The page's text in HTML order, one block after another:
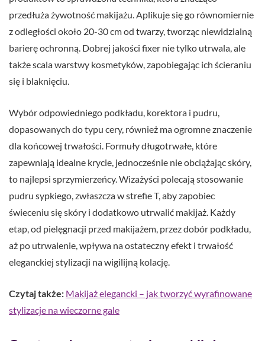
przedłuża żywotność makijażu. Aplikuje się go równomiernie
z odległości około 20-30 cm od twarzy, tworząc niewidzialną
barierę ochronną. Dobrej jakości fixer nie tylko utrwala, ale
także scala warstwy kosmetyków, zapobiegając ich ścieraniu
się i blaknięciu.
Wybór odpowiedniego podkładu, korektora i pudru,
dopasowanych do typu cery, również ma ogromne znaczenie
dla końcowej trwałości. Formuły długotrwałe, które
zapewniają idealne krycie, jednocześnie nie obciążając skóry,
to najlepsi sprzymierzeńcy. Wizażyści polecają stosowanie
pudru sypkiego, zwłaszcza w strefie T, aby zapobiec
świeceniu się skóry i dodatkowo utrwalić makijaż. Każdy
etap, od pielęgnacji przed makijażem, przez dobór podkładu,
aż po utrwalenie, wpływa na ostateczny efekt i trwałość
eleganckiej stylizacji na wigilijną kolację.
Czytaj także: Makijaż elegancki – jak tworzyć wyrafinowane
stylizacje na wieczorne gale